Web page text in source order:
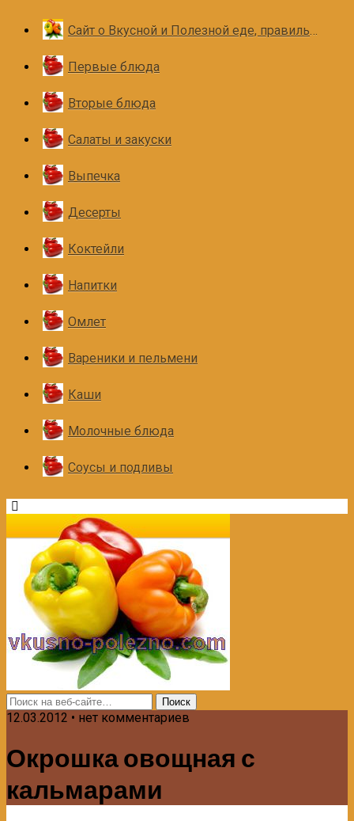
Сайт о Вкусной и Полезной еде, правильном и здоровом питании
Первые блюда
Вторые блюда
Салаты и закуски
Выпечка
Десерты
Коктейли
Напитки
Омлет
Вареники и пельмени
Каши
Молочные блюда
Соусы и подливы
12.03.2012 • нет комментариев
Окрошка овощная с
кальмарами